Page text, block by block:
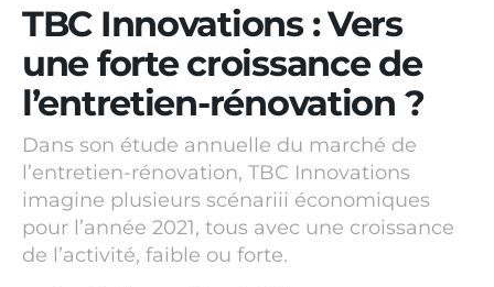
TBC Innovations : Vers
une forte croissance de
l’entretien-rénovation ?
Dans son étude annuelle du marché de
l’entretien-rénovation, TBC Innovations
imagine plusieurs scénariii économiques
pour l’année 2021, tous avec une croissance
de l’activité, faible ou forte.